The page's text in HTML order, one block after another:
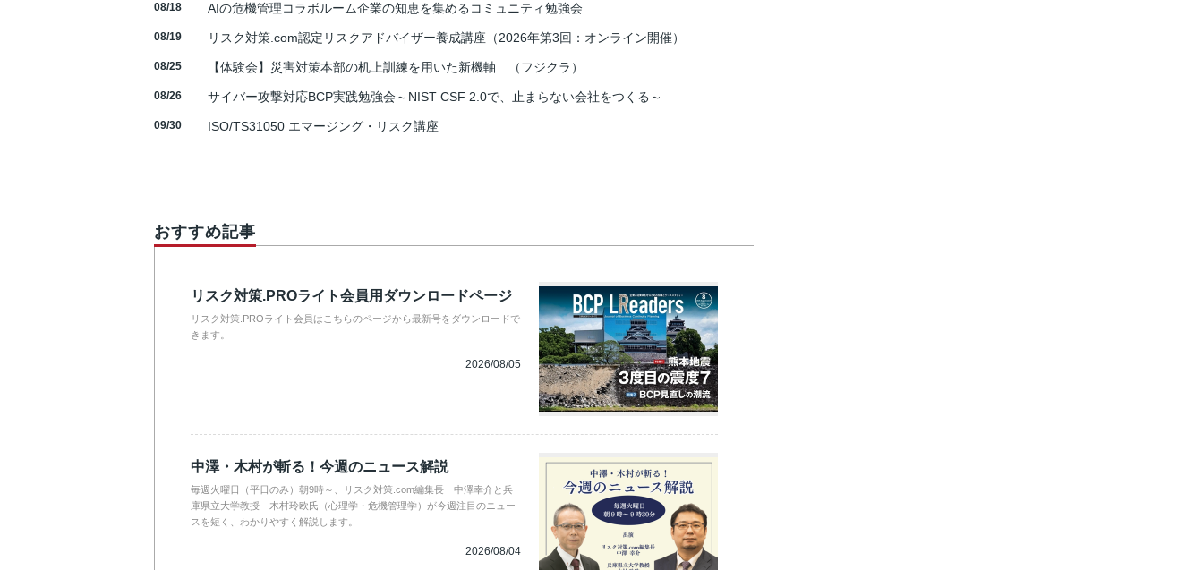
08/18 AIの危機管理コラボルーム企業の知恵を集めるコミュニティ勉強会
08/19 リスク対策.com認定リスクアドバイザー養成講座（2026年第3回：オンライン開催）
08/25 【体験会】災害対策本部の机上訓練を用いた新機軸 （フジクラ）
08/26 サイバー攻撃対応BCP実践勉強会～NIST CSF 2.0で、止まらない会社をつくる～
09/30 ISO/TS31050 エマージング・リスク講座
おすすめ記事
リスク対策.PROライト会員用ダウンロードページ
リスク対策.PROライト会員はこちらのページから最新号をダウンロードで
きます。
2026/08/05
中澤・木村が斬る！今週のニュース解説
毎週火曜日（平日のみ）朝9時～、リスク対策.com編集長 中澤幸介と兵
庫県立大学教授 木村玲欧氏（心理学・危機管理学）が今週注目のニュー
スを短く、わかりやすく解説します。
2026/08/04